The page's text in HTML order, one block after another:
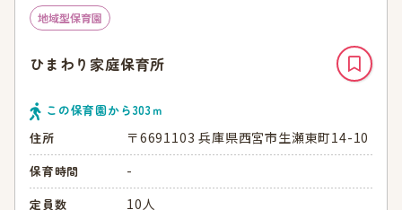
地域型保育園
ひまわり家庭保育所
この保育園から303ｍ
住所
〒6691103 兵庫県西宮市生瀬東町14-10
保育時間 -
定員数 10人